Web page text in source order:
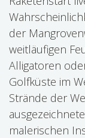
der
weitläufigen
Alligatoren
Golfküste im
Strände der
malerischen